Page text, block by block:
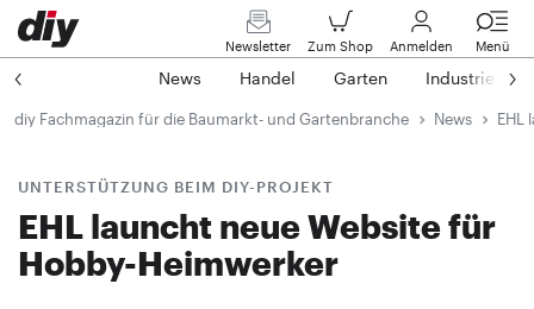
Newsletter Zum Shop Anmelden Menü
News Handel Garten Industrie
diy Fachmagazin für die Baumarkt- und Gartenbranche News EHL
UNTERSTÜTZUNG BEIM DIY-PROJEKT
EHL launcht neue Website für
Hobby-Heimwerker